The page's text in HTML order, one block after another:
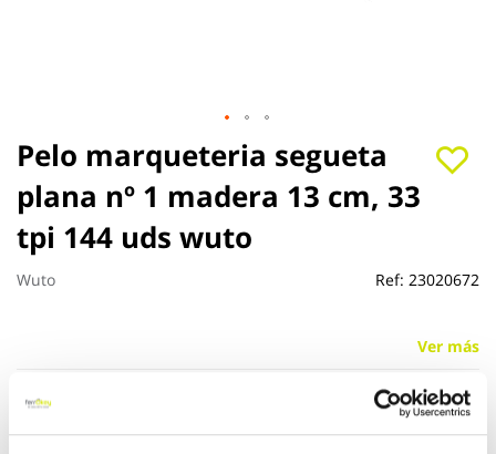
Pelo marqueteria segueta
plana nº 1 madera 13 cm, 33
tpi 144 uds wuto
Wuto Ref: 23020672
Ver más
18,20 €
Saltar
al
comienzo
de
la
galería
de